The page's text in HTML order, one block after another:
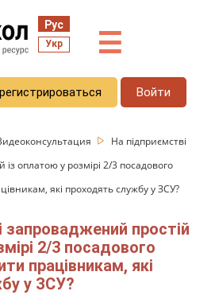
Рус
Укр ☰
Войти
На підприємстві
оплатою у розмірі 2/3 посадового
які проходять службу у ЗСУ?
запроваджений простій
2/3 посадового
працівникам, які
у ЗСУ?